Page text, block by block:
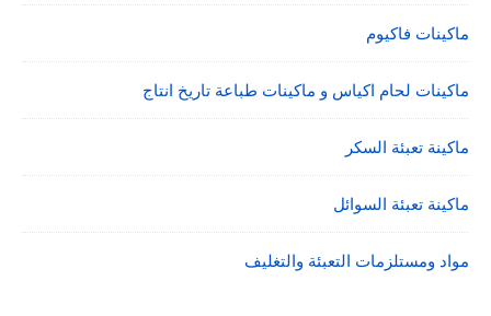
ماكينات فاكيوم
ماكينات لحام اكياس و ماكينات طباعة تاريخ انتاج
ماكينة تعبئة السكر
ماكينة تعبئة السوائل
مواد ومستلزمات التعبئة والتغليف